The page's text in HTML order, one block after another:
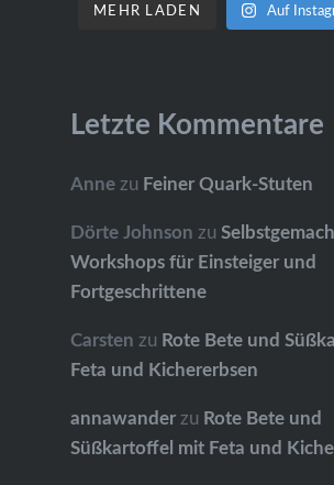
MEHR LADEN Auf
Letzte Kommentare
Annezu Feiner Quark-Stuten
Dörte Johnson zu
Workshops für Einsteiger und
Fortgeschrittene
Carsten zu Rote Bete und
Feta und Kichererbsen
annawanderzu Rote Bete und
Süßkartoffel mit Feta und